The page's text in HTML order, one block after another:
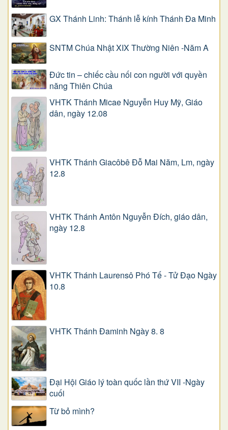
GX Thánh Linh: Thánh lễ kính Thánh Đa Minh
SNTM Chúa Nhật XIX Thường Niên -Năm A
Đức tin – chiếc cầu nối con người với quyền
năng Thiên Chúa
VHTK Thánh Micae Nguyễn Huy Mỹ, Giáo
dân, ngày 12.08
VHTK Thánh Giacôbê Ðỗ Mai Năm, Lm, ngày
12.8
VHTK Thánh Antôn Nguyễn Ðích, giáo dân,
ngày 12.8
VHTK Thánh Laurensô Phó Tế - Tử Đạo Ngày
10.8
VHTK Thánh Đaminh Ngày 8. 8
Đại Hội Giáo lý toàn quốc lần thứ VII -Ngày
cuối
Từ bỏ mình?